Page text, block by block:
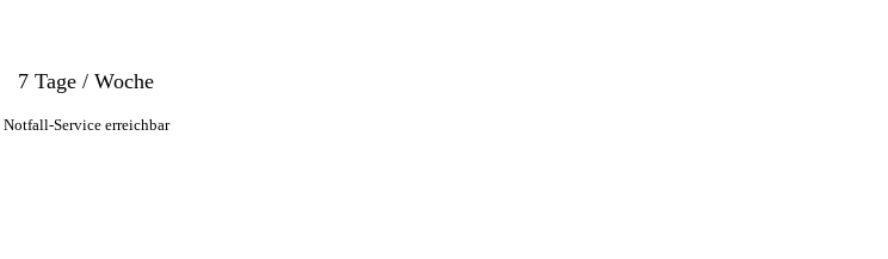
7 Tage / Woche
Notfall-Service erreichbar